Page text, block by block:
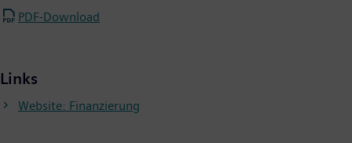
PDF-Download
Links
Website: Finanzierung